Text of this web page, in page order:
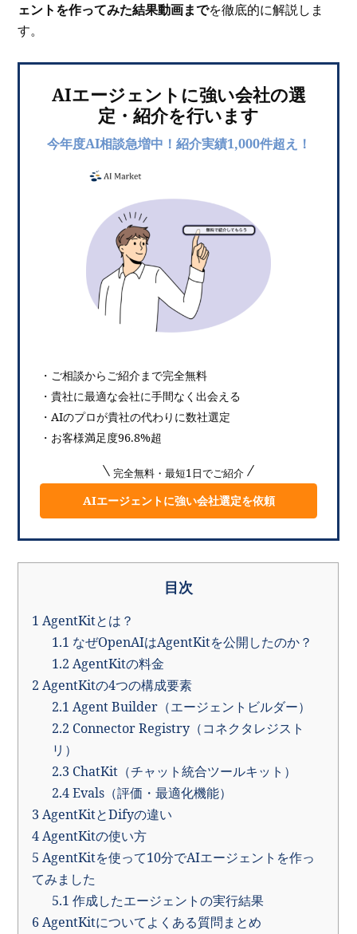
ェントを作ってみた結果動画までを徹底的に解説しま
す。
AIエージェントに強い会社の選
定・紹介を行います
今年度AI相談急増中！紹介実績1,000件超え！
・ご相談からご紹介まで完全無料
・貴社に最適な会社に手間なく出会える
・AIのプロが貴社の代わりに数社選定
・お客様満足度96.8%超
完全無料・最短1日でご紹介
AIエージェントに強い会社選定を依頼
目次
1 AgentKitとは？
1.1 なぜOpenAIはAgentKitを公開したのか？
1.2 AgentKitの料金
2 AgentKitの4つの構成要素
2.1 Agent Builder（エージェントビルダー）
2.2 Connector Registry（コネクタレジスト
リ）
2.3 ChatKit（チャット統合ツールキット）
2.4Evals（評価・最適化機能）
3 AgentKitとDifyの違い
4AgentKitの使い方
5 AgentKitを使って10分でAIエージェントを作っ
てみました
5.1 作成したエージェントの実行結果
6AgentKitについてよくある質問まとめ